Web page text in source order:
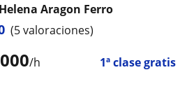
/h 1ª clase gratis
Aragon Ferro
(5 valoraciones)